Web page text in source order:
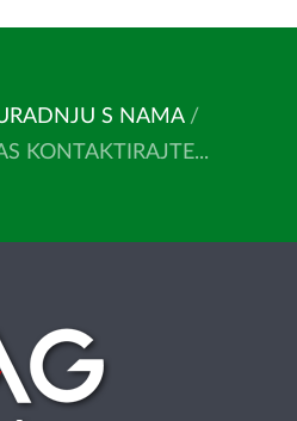
S NAMA /
KONTAKTIRAJTE...